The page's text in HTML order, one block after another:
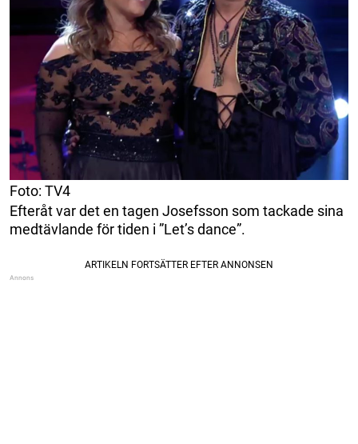
Foto: TV4
Efteråt var det en tagen Josefsson som tackade sina
medtävlande för tiden i ”Let’s dance”.